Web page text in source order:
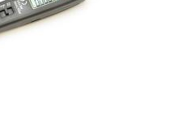
klešťové multimetry lze
napětí, Střídavé napětí,
Stejnosměrný a střídavý výkon,